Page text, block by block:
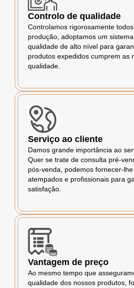
Controlo de qualidade
Controlamos rigorosamente
produção, adoptamos um
qualidade de alto nível para
produtos expedidos cumprem as
qualidade.
Serviço ao cliente
Damos grande importância ao
Quer se trate de consulta pré-
pós-venda, podemos fornecer-
atempados e profissionais para
satisfação.
Vantagem de preço
Ao mesmo tempo que
qualidade dos nossos produtos,